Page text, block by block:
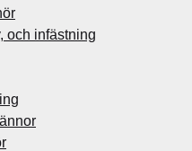
och infästning